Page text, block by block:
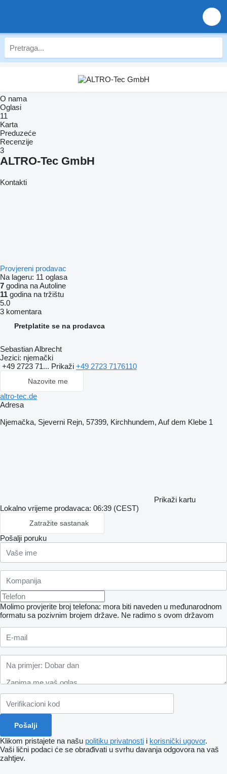
O nama
Oglasi
11
Karta
Preduzeće
Recenzije
3
ALTRO-Tec GmbH
Kontakti
Provjereni prodavac
Na lageru: 11 oglasa
7 godina na Autoline
11 godina na tržištu
5.0
3 komentara
Pretplatite se na prodavca
Sebastian Albrecht
Jezici: njemački
+49 2723 71... Prikaži +49 2723 7176110
Nazovite me
altro-tec.de
Adresa
Njemačka, Sjeverni Rejn, 57399, Kirchhundem, Auf dem Klebe 1
Prikaži kartu
Lokalno vrijeme prodavaca: 06:39 (CEST)
Zatražite sastanak
Pošalji poruku
Molimo provjerite broj telefona: mora biti naveden u međunarodnom
formatu sa pozivnim brojem države. Ne radimo s ovom državom
Klikom pristajete na našu politiku privatnosti i korisnički ugovor.
Vaši lični podaci će se obrađivati ​​u svrhu davanja odgovora na vaš
zahtjev.